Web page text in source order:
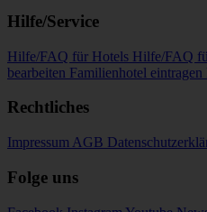
Hilfe/Service
Hilfe/FAQ für Hotels Hilfe/FAQ
bearbeiten Familienhotel eintragen
Rechtliches
Impressum AGB
Folge uns